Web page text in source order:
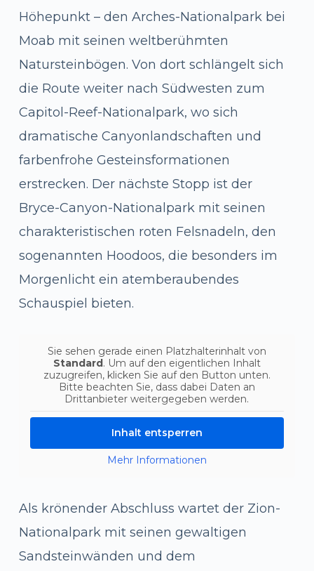
Höhepunkt – den Arches-Nationalpark bei
Moab mit seinen weltberühmten
Natursteinbögen. Von dort schlängelt sich
die Route weiter nach Südwesten zum
Capitol-Reef-Nationalpark, wo sich
dramatische Canyonlandschaften und
farbenfrohe Gesteinsformationen
erstrecken. Der nächste Stopp ist der
Bryce-Canyon-Nationalpark mit seinen
charakteristischen roten Felsnadeln, den
sogenannten Hoodoos, die besonders im
Morgenlicht ein atemberaubendes
Schauspiel bieten.
Sie sehen gerade einen Platzhalterinhalt von
Standard. Um auf den eigentlichen Inhalt
zuzugreifen, klicken Sie auf den Button unten.
Bitte beachten Sie, dass dabei Daten an
Drittanbieter weitergegeben werden.
Inhalt entsperren
Mehr Informationen
Als krönender Abschluss wartet der Zion-
Nationalpark mit seinen gewaltigen
Sandsteinwänden und dem